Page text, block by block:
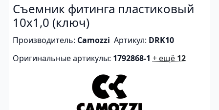
Съемник фитинга пластиковый
10х1,0 (ключ)
Производитель: Camozzi Артикул: DRK10
Оригинальные артикулы: 1792868-1 + ещё 12